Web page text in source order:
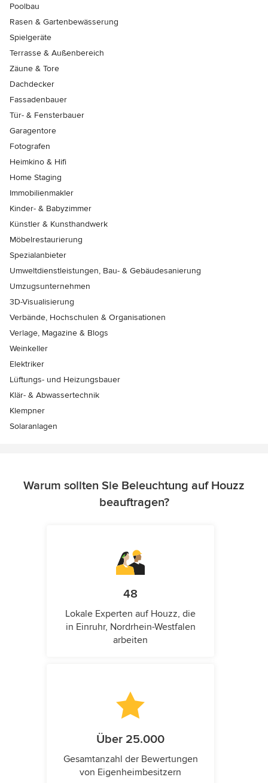
Poolbau
Rasen & Gartenbewässerung
Spielgeräte
Terrasse & Außenbereich
Zäune & Tore
Dachdecker
Fassadenbauer
Tür- & Fensterbauer
Garagentore
Fotografen
Heimkino & Hifi
Home Staging
Immobilienmakler
Kinder- & Babyzimmer
Künstler & Kunsthandwerk
Möbelrestaurierung
Spezialanbieter
Umweltdienstleistungen, Bau- & Gebäudesanierung
Umzugsunternehmen
3D-Visualisierung
Verbände, Hochschulen & Organisationen
Verlage, Magazine & Blogs
Weinkeller
Elektriker
Lüftungs- und Heizungsbauer
Klär- & Abwassertechnik
Klempner
Solaranlagen
Warum sollten Sie Beleuchtung auf Houzz
beauftragen?
48
Lokale Experten auf Houzz, die
in Einruhr, Nordrhein-Westfalen
arbeiten
Über 25.000
Gesamtanzahl der Bewertungen
von Eigenheimbesitzern